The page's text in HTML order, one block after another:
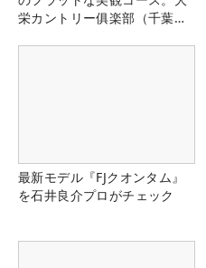
栄カントリー俱楽部（千葉
最新モデル『FJクオンタム』
を石井良介プロがチェック